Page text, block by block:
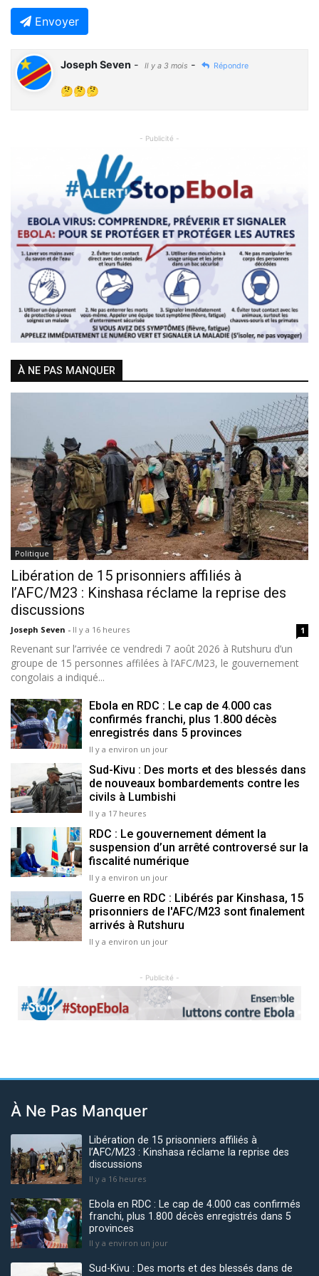
Envoyer
Joseph Seven - Il y a 3 mois - Répondre
🤔🤔🤔
- Publicité -
Previous Next
À NE PAS MANQUER
Politique
Libération de 15 prisonniers affiliés à
l’AFC/M23 : Kinshasa réclame la reprise des
discussions
Joseph Seven - Il y a 16 heures 1
Revenant sur l’arrivée ce vendredi 7 août 2026 à Rutshuru d’un
groupe de 15 personnes affilées à l’AFC/M23, le gouvernement
congolais a indiqué...
Ebola en RDC : Le cap de 4.000 cas
confirmés franchi, plus 1.800 décès
enregistrés dans 5 provinces
Il y a environ un jour
Sud-Kivu : Des morts et des blessés dans
de nouveaux bombardements contre les
civils à Lumbishi
Il y a 17 heures
RDC : Le gouvernement dément la
suspension d’un arrêté controversé sur la
fiscalité numérique
Il y a environ un jour
Guerre en RDC : Libérés par Kinshasa, 15
prisonniers de l'AFC/M23 sont finalement
arrivés à Rutshuru
Il y a environ un jour
- Publicité -
Previous Next
À Ne Pas Manquer
Libération de 15 prisonniers affiliés à
l’AFC/M23 : Kinshasa réclame la reprise des
discussions
Il y a 16 heures
Ebola en RDC : Le cap de 4.000 cas confirmés
franchi, plus 1.800 décès enregistrés dans 5
provinces
Il y a environ un jour
Sud-Kivu : Des morts et des blessés dans de